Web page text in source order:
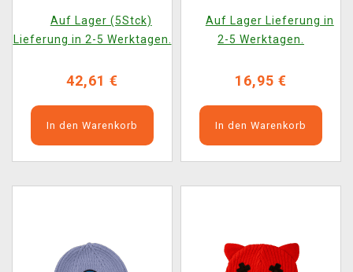
Auf Lager (5Stck)
Lieferung in 2-5 Werktagen.
42,61 €
In den Warenkorb
Auf Lager Lieferung in
2-5 Werktagen.
16,95 €
In den Warenkorb